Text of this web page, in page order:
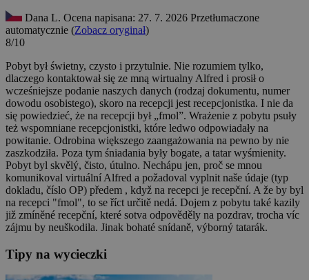
Dana L. Ocena napisana: 27. 7. 2026 Przetłumaczone
automatycznie (Zobacz oryginał)
8/10
Pobyt był świetny, czysto i przytulnie. Nie rozumiem tylko,
dlaczego kontaktował się ze mną wirtualny Alfred i prosił o
wcześniejsze podanie naszych danych (rodzaj dokumentu, numer
dowodu osobistego), skoro na recepcji jest recepcjonistka. I nie da
się powiedzieć, że na recepcji był „fmol”. Wrażenie z pobytu psuły
też wspomniane recepcjonistki, które ledwo odpowiadały na
powitanie. Odrobina większego zaangażowania na pewno by nie
zaszkodziła. Poza tym śniadania były bogate, a tatar wyśmienity.
Pobyt byl skvělý, čisto, útulno. Nechápu jen, proč se mnou
komunikoval virtuální Alfred a požadoval vyplnit naše údaje (typ
dokladu, číslo OP) předem , když na recepci je recepční. A že by byl
na recepci "fmol", to se říct určitě nedá. Dojem z pobytu také kazily
již zmíněné recepční, které sotva odpověděly na pozdrav, trocha víc
zájmu by neuškodila. Jinak bohaté snídaně, výborný tatarák.
Tipy na wycieczki